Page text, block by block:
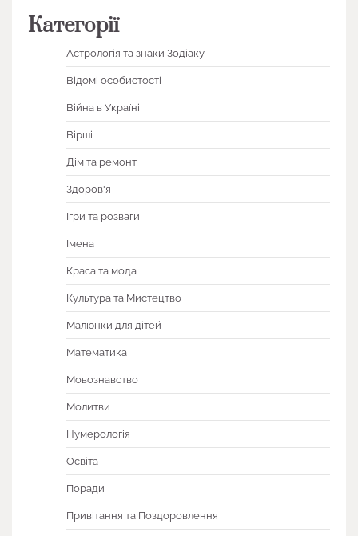
Категорії
Астрологія та знаки Зодіаку
Відомі особистості
Війна в Україні
Вірші
Дім та ремонт
Здоров'я
Ігри та розваги
Імена
Краса та мода
Культура та Мистецтво
Малюнки для дітей
Математика
Мовознавство
Молитви
Нумерологія
Освіта
Поради
Привітання та Поздоровлення